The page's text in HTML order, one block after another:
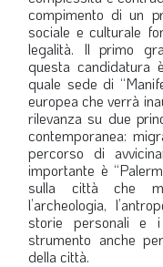
ASSOCIAZIONI
LA VIGNETTA
SPECIALE
compimento di un
sociale e culturale
legalità. Il primo
questa candidatura
quale sede di
europea che verrà
rilevanza su due
contemporanea:
percorso di
importante è
sulla città che
l’archeologia,
storie personali e i
strumento anche
della città.